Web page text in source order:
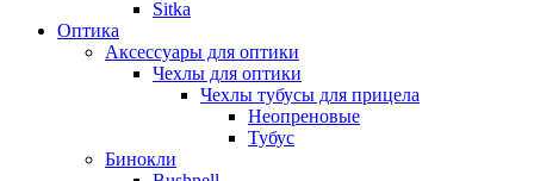
Sitka
Оптика
Аксессуары для оптики
Чехлы для оптики
Чехлы тубусы для прицела
Неопреновые
Тубус
Бинокли